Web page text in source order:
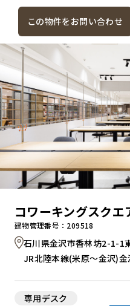
この物件をお問い合わせ
コワーキングスク
建物管理番号：209518
石川県金沢市香林坊2-1-
JR北陸本線(米原～金沢)金
専用デスク